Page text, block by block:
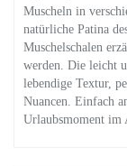
Muscheln in
natürliche Patina
Muschelschalen
werden. Die leicht
lebendige Textur,
Nuancen. Einfach
Urlaubsmoment im